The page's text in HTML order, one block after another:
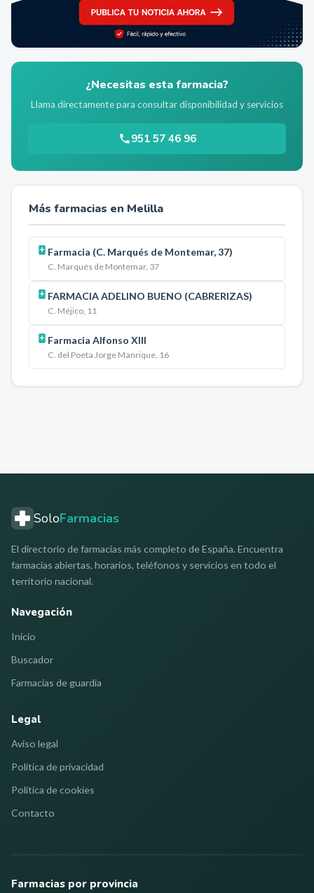
¿Necesitas esta farmacia?
Llama directamente para consultar disponibilidad y servicios
951 57 46 96
Más farmacias en Melilla
Farmacia (C. Marqués de Montemar, 37)
C. Marqués de Montemar, 37
FARMACIA ADELINO BUENO (CABRERIZAS)
C. Méjico, 11
Farmacia Alfonso XIII
C. del Poeta Jorge Manrique, 16
SoloFarmacias
El directorio de farmacias más completo de España. Encuentra
farmacias abiertas, horarios, teléfonos y servicios en todo el
territorio nacional.
Navegación
Inicio
Buscador
Farmacias de guardia
Legal
Aviso legal
Política de privacidad
Política de cookies
Contacto
Farmacias por provincia